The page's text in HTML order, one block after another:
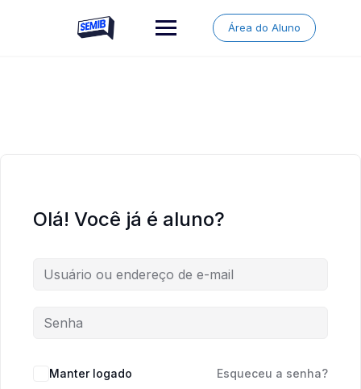
Área do Aluno
Olá! Você já é aluno?
Manter logado Esqueceu a senha?